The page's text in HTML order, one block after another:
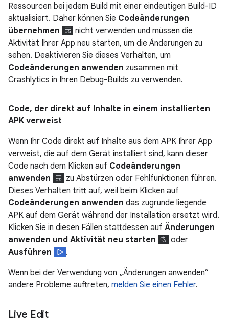
Ressourcen bei jedem Build mit einer eindeutigen Build-ID
aktualisiert. Daher können Sie Codeänderungen
übernehmen
nicht verwenden und müssen die
Aktivität Ihrer App neu starten, um die Änderungen zu
sehen. Deaktivieren Sie dieses Verhalten, um
Codeänderungen anwenden zusammen mit
Crashlytics in Ihren Debug-Builds zu verwenden.
Code, der direkt auf Inhalte in einem installierten
APK verweist
Wenn Ihr Code direkt auf Inhalte aus dem APK Ihrer App
verweist, die auf dem Gerät installiert sind, kann dieser
Code nach dem Klicken auf Codeänderungen
anwenden
zu Abstürzen oder Fehlfunktionen führen.
Dieses Verhalten tritt auf, weil beim Klicken auf
Codeänderungen anwenden das zugrunde liegende
APK auf dem Gerät während der Installation ersetzt wird.
Klicken Sie in diesen Fällen stattdessen auf Änderungen
anwenden und Aktivität neu starten
oder
Ausführen
.
Wenn bei der Verwendung von „Änderungen anwenden“
andere Probleme auftreten, melden Sie einen Fehler.
Live Edit